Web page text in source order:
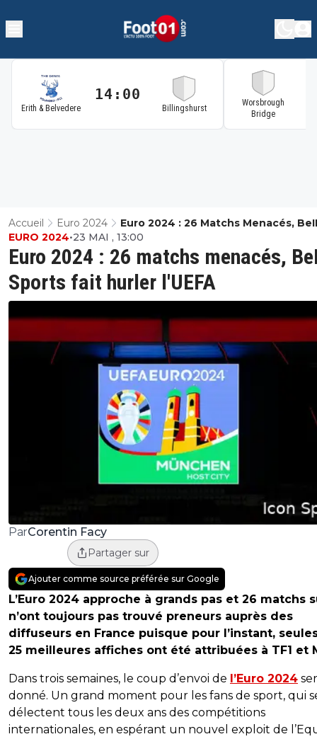
Erith & Belvedere
14:00
Billingshurst
Worsbrough
Bridge
Accueil Euro 2024
Euro 2024 : 26 Matchs Menacés,
Sports Fait Hurler L'UEFA
Euro 2024 : 26 matchs menacés,
Sports fait hurler l'UEFA
EURO 2024•23 MAI , 13:00
ParCorentin Facy
Partager sur
Ajouter comme source préférée sur Google
L’Euro 2024 approche à grands pas et 26 matchs
n’ont toujours pas trouvé preneurs auprès des
diffuseurs en France puisque pour l’instant,
25 meilleures affiches ont été attribuées à TF1 et
Dans trois semaines, le coup d’envoi de l’Euro 2024
donné. Un grand moment pour les fans de sport, qui
délectent tous les deux ans des compétitions
internationales, en espérant un nouvel exploit de